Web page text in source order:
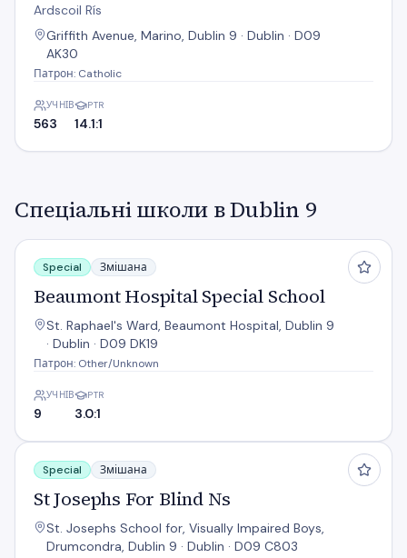
Ardscoil Rís
Griffith Avenue, Marino, Dublin 9 · Dublin · D09
AK30
Патрон: Catholic
УЧНІВ
563
PTR
14.1:1
Спеціальні школи в Dublin 9
Beaumont Hospital Special School
Special Змішана
Beaumont Hospital Special School
St. Raphael's Ward, Beaumont Hospital, Dublin 9
· Dublin · D09 DK19
Патрон: Other/Unknown
УЧНІВ
9
PTR
3.0:1
St Josephs For Blind Ns
Special Змішана
St Josephs For Blind Ns
St. Josephs School for, Visually Impaired Boys,
Drumcondra, Dublin 9 · Dublin · D09 C803